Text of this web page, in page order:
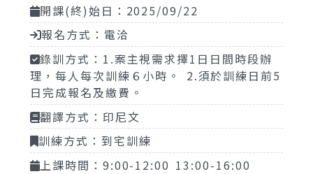
開課(終)始日：2025/09/22
報名方式：電洽
錄訓方式：1.案主視需求擇1日日間時段辦
理，每人每次訓練６小時。 2.須於訓練日前5
日完成報名及繳費。
翻譯方式：印尼文
訓練方式：到宅訓練
上課時間：9:00-12:00 13:00-16:00